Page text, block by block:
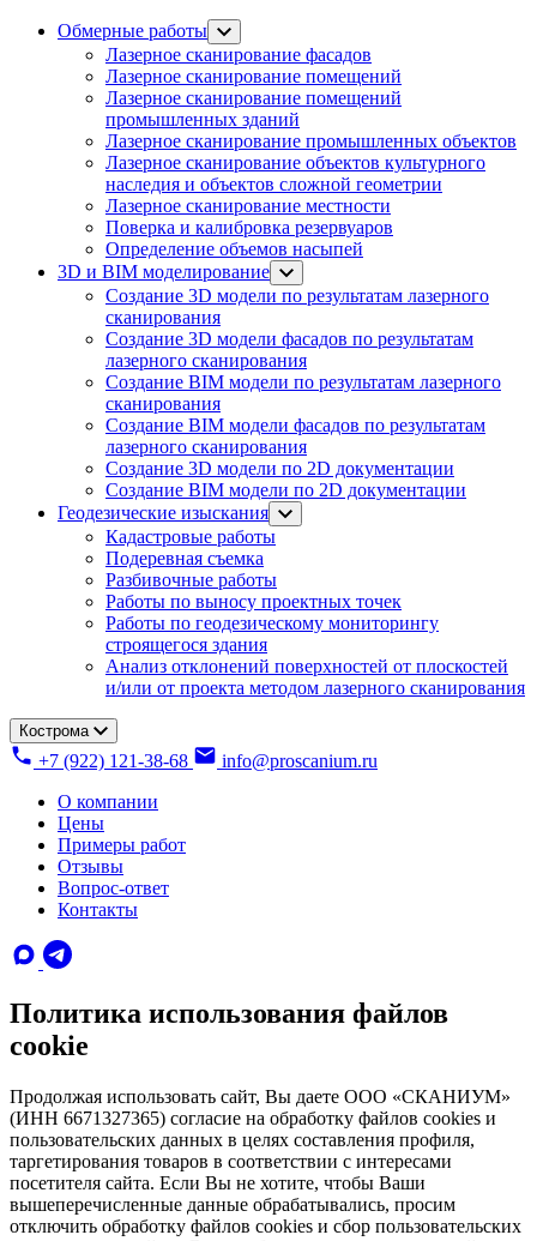
Обмерные работы
Лазерное сканирование фасадов
Лазерное сканирование помещений
Лазерное сканирование помещений
промышленных зданий
Лазерное сканирование промышленных объектов
Лазерное сканирование объектов культурного
наследия и объектов сложной геометрии
Лазерное сканирование местности
Поверка и калибровка резервуаров
Определение объемов насы​​пей
3D и BIM моделирование
Создание 3D модели по результатам лазерного
сканирования
Создание 3D модели фасадов по результатам
лазерного сканирования
Создание BIM модели по результатам лазерного
сканирования
Создание BIM модели фасадов по результатам
лазерного сканирования
Создание 3D модели по 2D документации
Создание BIM модели по 2D документации
Геодезические изыскания
Кадастровые работы
Подеревная съемка
Разбивочные работы
Работы по выносу проектных точек
Работы по геодезическому мониторингу
строящегося здания
Анализ отклонений поверхностей от плоскостей
и/или от проекта методом лазерного сканирования
Кострома
+7 (922) 121-38-68
info@proscanium.ru
О компании
Цены
Примеры работ
Отзывы
Вопрос-ответ
Контакты
Политика использования файлов
cookie
Продолжая использовать сайт, Вы даете ООО «СКАНИУМ»
(ИНН 6671327365) согласие на обработку файлов cookies и
пользовательских данных в целях составления профиля,
таргетирования товаров в соответствии с интересами
посетителя сайта. Если Вы не хотите, чтобы Ваши
вышеперечисленные данные обрабатывались, просим
отключить обработку файлов cookies и сбор пользовательских